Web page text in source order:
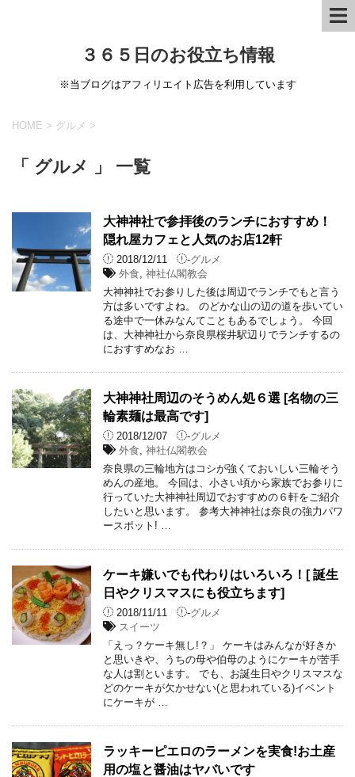
３６５日のお役立ち情報
※当ブログはアフィリエイト広告を利用しています
HOME > グルメ >
「 グルメ 」 一覧
大神神社で参拝後のランチにおすすめ！
隠れ屋カフェと人気のお店12軒
2018/12/11 -グルメ
外食 ,神社仏閣教会
大神神社でお参りした後は周辺でランチでもと言う
方は多いですよね。 のどかな山の辺の道を歩いてい
る途中で一休みなんてこともあるでしょう。 今回
は、大神神社から奈良県桜井駅辺りでランチするの
におすすめなお …
大神神社周辺のそうめん処６選 [名物の三
輪素麺は最高です]
2018/12/07 -グルメ
外食 ,神社仏閣教会
奈良県の三輪地方はコシが強くておいしい三輪そう
めんの産地。 今回は、小さい頃から家族でお参りに
行っていた大神神社周辺でおすすめの６軒をご紹介
したいと思います。 参考大神神社は奈良の強力パワ
ースポット! …
ケーキ嫌いでも代わりはいろいろ！[ 誕生
日やクリスマスにも役立ちます]
2018/11/11 -グルメ
スイーツ
「えっ？ケーキ無し!？」 ケーキはみんなが好きか
と思いきや、うちの母や伯母のようにケーキが苦手
な人は割といます。 でも、お誕生日やクリスマスな
どのケーキが欠かせない(と思われている)イベント
にケーキが …
ラッキーピエロのラーメンを実食!お土産
用の塩と醤油はヤバいです